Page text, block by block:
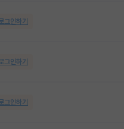
그인하기
그인하기
그인하기